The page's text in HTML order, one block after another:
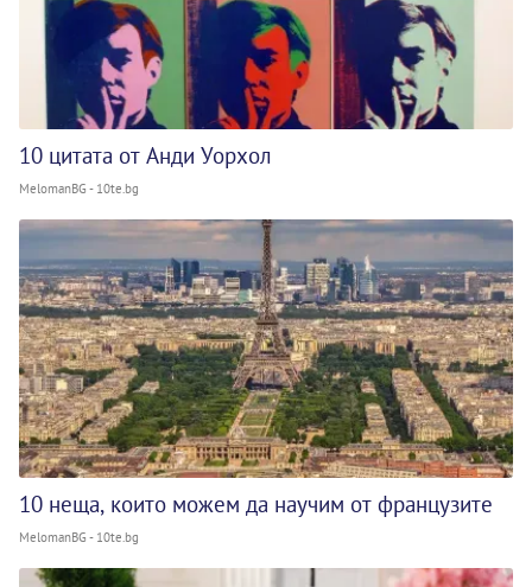
10 цитата от Анди Уорхол
MelomanBG - 10te.bg
10 неща, които можем да научим от французите
MelomanBG - 10te.bg